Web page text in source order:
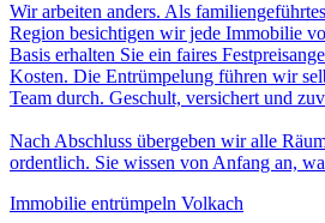
Wir arbeiten anders. Als
Region besichtigen wir jede Immobilie
Basis erhalten Sie ein faires
Kosten. Die Entrümpelung führen wir
Team durch. Geschult, versichert und
Nach Abschluss übergeben wir alle
ordentlich. Sie wissen von Anfang an,
Immobilie entrümpeln Volkach